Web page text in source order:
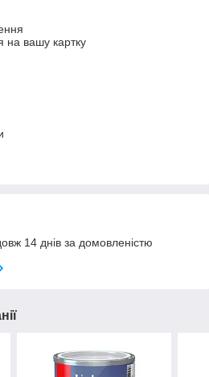
на вашу картку
14 днів за домовленістю